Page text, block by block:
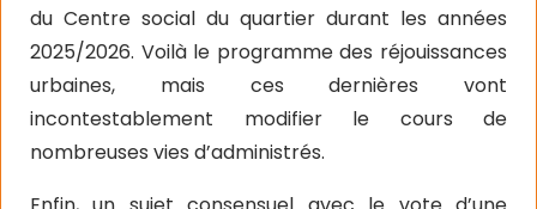
du Centre social du quartier durant les années
2025/2026. Voilà le programme des réjouissances
urbaines, mais ces dernières vont
incontestablement modifier le cours de
nombreuses vies d’administrés.